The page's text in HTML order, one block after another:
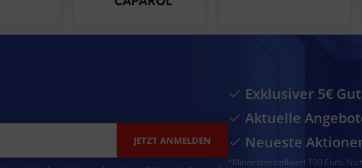
JETZT ANMELDEN
Exklusiver 5€
Aktuelle
Neueste
*Mindestbestellwert 100 Euro.